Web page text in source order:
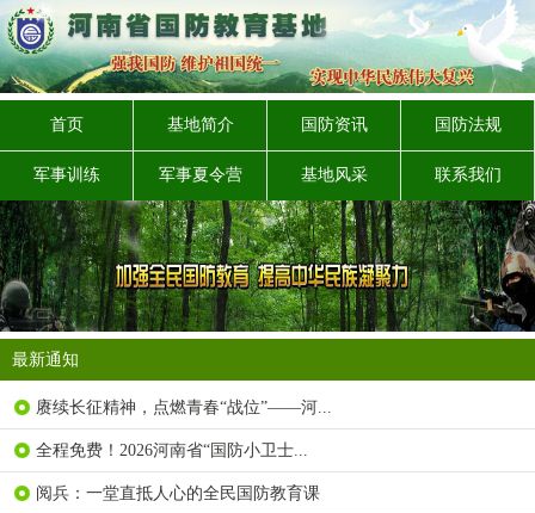
首页 基地简介 国防资讯 国防法规
军事训练 军事夏令营 基地风采 联系我们
最新通知
赓续长征精神，点燃青春“战位”——河...
全程免费！2026河南省“国防小卫士...
阅兵：一堂直抵人心的全民国防教育课